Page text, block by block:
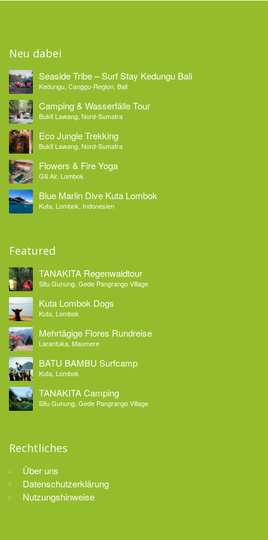
Neu dabei
Seaside Tribe – Surf Stay Kedungu Bali
Kedungu, Canggu-Region, Bali
Camping & Wasserfälle Tour
Bukit Lawang, Nord-Sumatra
Eco Jungle Trekking
Bukit Lawang, Nord-Sumatra
Flowers & Fire Yoga
Gili Air, Lombok
Blue Marlin Dive Kuta Lombok
Kuta, Lombok, Indonesien
Featured
TANAKITA Regenwaldtour
Situ Gunung, Gede Pangrango Village
Kuta Lombok Dogs
Kuta, Lombok
Mehrtägige Flores Rundreise
Larantuka, Maumere
BATU BAMBU Surfcamp
Kuta, Lombok
TANAKITA Camping
Situ Gunung, Gede Pangrango Village
Rechtliches
Über uns
Datenschutzerklärung
Nutzungshinweise